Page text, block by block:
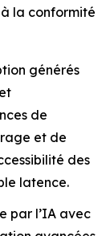
la conformité
générés
de
et de
des
latence.
par l’IA avec